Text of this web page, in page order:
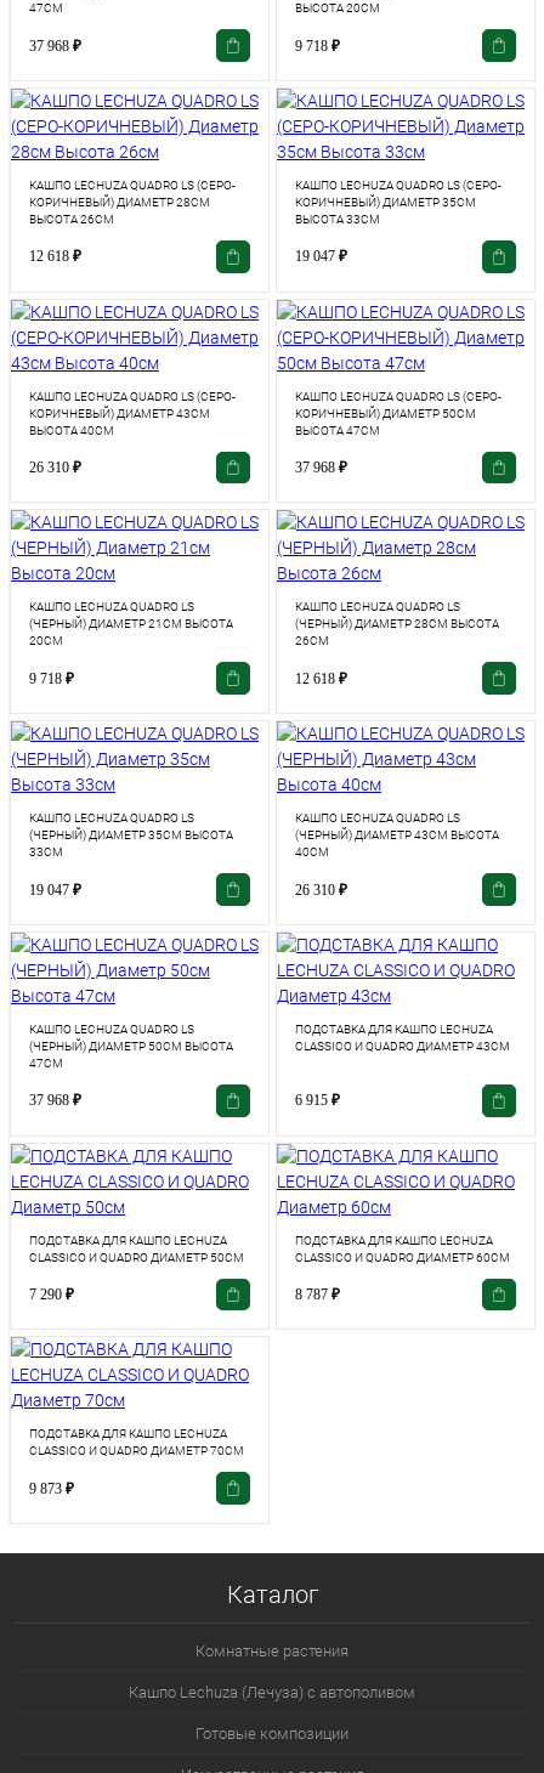
47СМ
37 968 ₽
ВЫСОТА 20СМ
9 718 ₽
КАШПО LECHUZA QUADRO LS (СЕРО-
КОРИЧНЕВЫЙ) ДИАМЕТР 28СМ
ВЫСОТА 26СМ
12 618 ₽
КАШПО LECHUZA QUADRO LS (СЕРО-
КОРИЧНЕВЫЙ) ДИАМЕТР 35СМ
ВЫСОТА 33СМ
19 047 ₽
КАШПО LECHUZA QUADRO LS (СЕРО-
КОРИЧНЕВЫЙ) ДИАМЕТР 43СМ
ВЫСОТА 40СМ
26 310 ₽
КАШПО LECHUZA QUADRO LS (СЕРО-
КОРИЧНЕВЫЙ) ДИАМЕТР 50СМ
ВЫСОТА 47СМ
37 968 ₽
КАШПО LECHUZA QUADRO LS
(ЧЕРНЫЙ) ДИАМЕТР 21СМ ВЫСОТА
20СМ
9 718 ₽
КАШПО LECHUZA QUADRO LS
(ЧЕРНЫЙ) ДИАМЕТР 28СМ ВЫСОТА
26СМ
12 618 ₽
КАШПО LECHUZA QUADRO LS
(ЧЕРНЫЙ) ДИАМЕТР 35СМ ВЫСОТА
33СМ
19 047 ₽
КАШПО LECHUZA QUADRO LS
(ЧЕРНЫЙ) ДИАМЕТР 43СМ ВЫСОТА
40СМ
26 310 ₽
КАШПО LECHUZA QUADRO LS
(ЧЕРНЫЙ) ДИАМЕТР 50СМ ВЫСОТА
47СМ
37 968 ₽
ПОДСТАВКА ДЛЯ КАШПО LECHUZA
CLASSICO И QUADRO ДИАМЕТР 43СМ
6 915 ₽
ПОДСТАВКА ДЛЯ КАШПО LECHUZA
CLASSICO И QUADRO ДИАМЕТР 50СМ
7 290 ₽
ПОДСТАВКА ДЛЯ КАШПО LECHUZA
CLASSICO И QUADRO ДИАМЕТР 60СМ
8 787 ₽
ПОДСТАВКА ДЛЯ КАШПО LECHUZA
CLASSICO И QUADRO ДИАМЕТР 70СМ
9 873 ₽
Каталог
Комнатные растения
Кашпо Lechuza (Лечуза) с автополивом
Готовые композиции